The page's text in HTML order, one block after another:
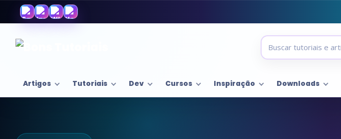
Artigos Tutoriais Dev Cursos Inspiração Downloads